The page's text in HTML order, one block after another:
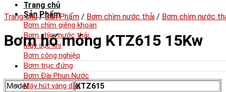
Trang chủ
Sản Phẩm
Bơm chìm giếng khoan
Bơm chìm nước thải
Máy sục khí
Bơm công nghiệp
Bơm trục đứng
Bơm Đài Phun Nước
Máy hút váng dầu
Trang chủ / Sản Phẩm / Bơm chìm nước thải / Bơm chìm nước
Bơm hố móng KTZ615 15Kw
Model KTZ615